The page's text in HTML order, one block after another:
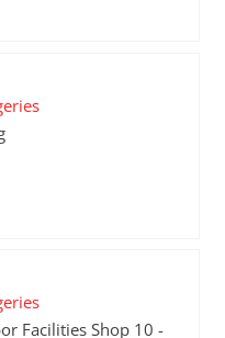
Facilities Shop 10 -